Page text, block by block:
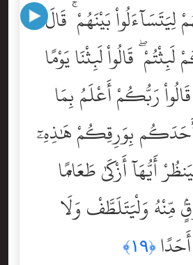
بَيْنَهُمْ ۚ قَالَ
قَالُواْ لَبِثْنَا يَوْمًا
رَبُّكُمْ أَعْلَمُ بِمَا
أَحَدَكُم بِوَرِقِكُمْ هَٰذِهِۦٓ
أَيُّهَآ أَزْكَىٰ طَعَامًۭا
مِّنْهُ وَلْيَتَلَطَّفْ وَلَا
﴿١٩﴾